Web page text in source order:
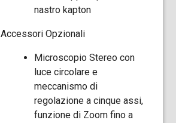
nastro kapton
Accessori Opzionali
Microscopio Stereo con
luce circolare e
meccanismo di
regolazione a cinque assi,
funzione di Zoom fino a